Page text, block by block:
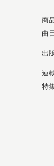
商
曲
出
連
特